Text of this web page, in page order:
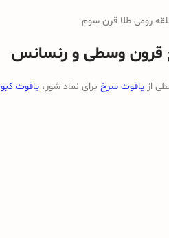
رومی طلا قرن سوم
قرون وسطی و رنسانس
از یاقوت سرخ برای نماد شور، یاقوت